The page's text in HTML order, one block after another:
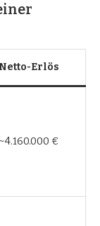
Netto-Erlös
~4.160.000 €